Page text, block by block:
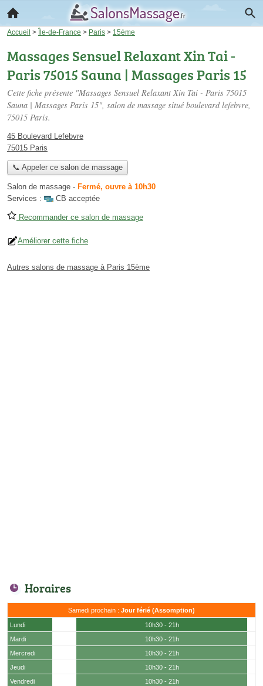
Accueil > Île-de-France > Paris > 15ème
Massages Sensuel Relaxant Xin Tai -
Paris 75015 Sauna | Massages Paris 15
Cette fiche présente "Massages Sensuel Relaxant Xin Tai - Paris 75015
Sauna | Massages Paris 15", salon de massage situé boulevard lefebvre,
75015 Paris.
45 Boulevard Lefebvre
75015 Paris
📞 Appeler ce salon de massage
Salon de massage - Fermé, ouvre à 10h30
Services :
CB acceptée
Recommander ce salon de massage
Améliorer cette fiche
Autres salons de massage à Paris 15ème
Horaires
Samedi prochain : Jour férié (Assomption)
Lundi
10h30 - 21h
Mardi
10h30 - 21h
Mercredi
10h30 - 21h
Jeudi
10h30 - 21h
Vendredi
10h30 - 21h